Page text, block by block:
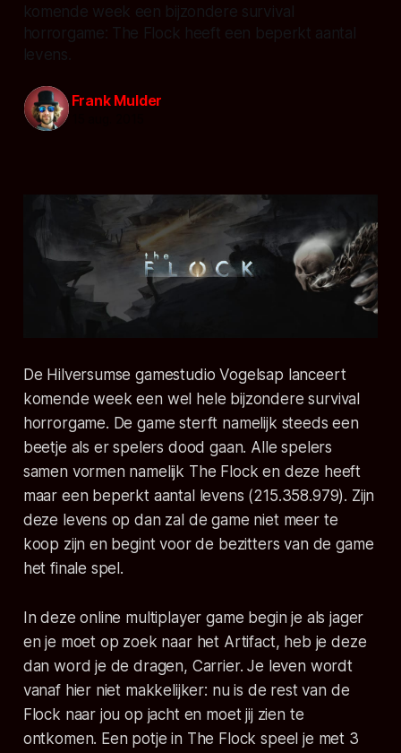
komende week een bijzondere survival
horrorgame: The Flock heeft een beperkt aantal
levens.
Frank Mulder
De Hilversumse gamestudio Vogelsap lanceert
komende week een wel hele bijzondere survival
horrorgame. De game sterft namelijk steeds een
beetje als er spelers dood gaan. Alle spelers
samen vormen namelijk The Flock en deze heeft
maar een beperkt aantal levens (215.358.979). Zijn
deze levens op dan zal de game niet meer te
koop zijn en begint voor de bezitters van de game
het finale spel.
In deze online multiplayer game begin je als jager
en je moet op zoek naar het Artifact, heb je deze
dan word je de dragen, Carrier. Je leven wordt
vanaf hier niet makkelijker: nu is de rest van de
Flock naar jou op jacht en moet jij zien te
ontkomen. Een potje in The Flock speel je met 3